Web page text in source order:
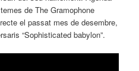
de The Gramophone
el passat mes de desembre,
“Sophisticated babylon”.